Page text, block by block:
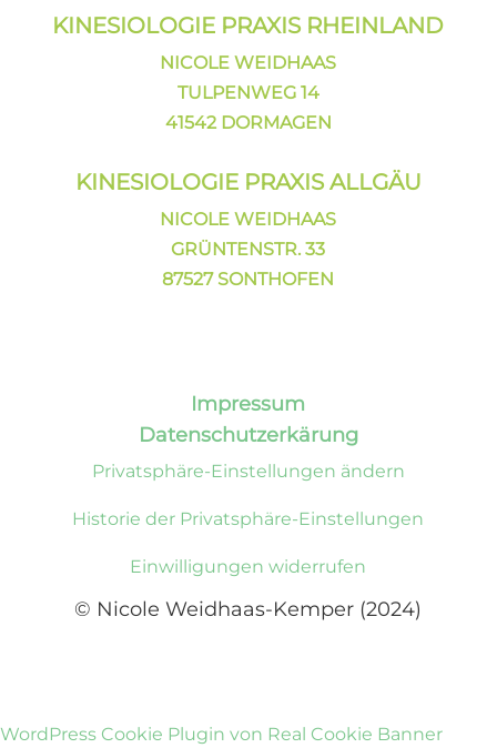
KINESIOLOGIE PRAXIS RHEINLAND
NICOLE WEIDHAAS
TULPENWEG 14
41542 DORMAGEN
KINESIOLOGIE PRAXIS ALLGÄU
NICOLE WEIDHAAS
GRÜNTENSTR. 33
87527 SONTHOFEN
Impressum
Datenschutzerkärung
Privatsphäre-Einstellungen ändern
Historie der Privatsphäre-Einstellungen
Einwilligungen widerrufen
© Nicole Weidhaas-Kemper (2024)
WordPress Cookie Plugin von Real Cookie Banner